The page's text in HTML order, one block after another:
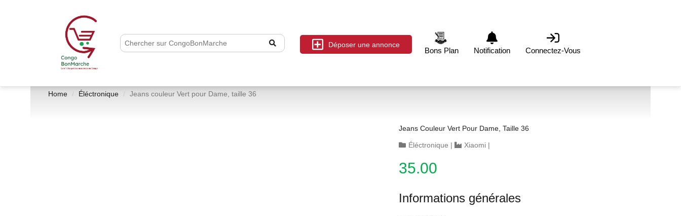
Déposer une annonce
Bons Plan Notification Connectez-Vous
Home Éléctronique Jeans couleur Vert pour Dame, taille 36
Jeans Couleur Vert Pour Dame, Taille 36
Éléctronique | Xiaomi |
35.00
Informations générales